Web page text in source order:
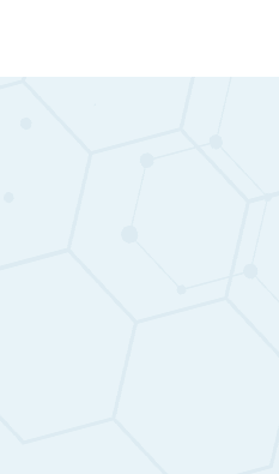
В свою очередь, эта
Микропротезирование -
Установка съёмных